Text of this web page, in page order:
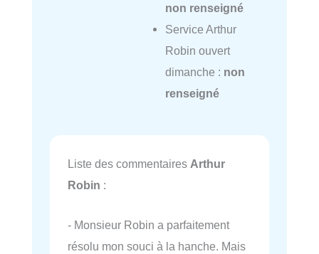
non renseigné
Service Arthur
Robin ouvert
dimanche : non
renseigné
Liste des commentaires Arthur
Robin :
- Monsieur Robin a parfaitement
résolu mon souci à la hanche. Mais